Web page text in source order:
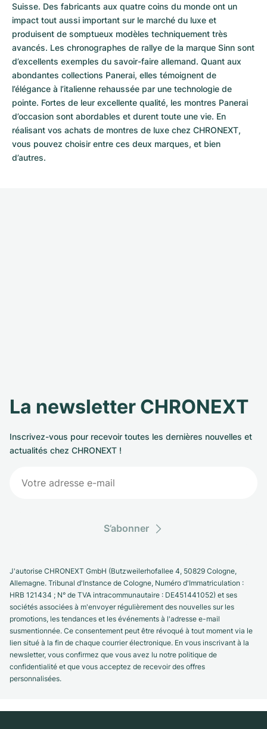
Suisse. Des fabricants aux quatre coins du monde ont un
impact tout aussi important sur le marché du luxe et
produisent de somptueux modèles techniquement très
avancés. Les chronographes de rallye de la marque Sinn sont
d’excellents exemples du savoir-faire allemand. Quant aux
abondantes collections Panerai, elles témoignent de
l’élégance à l’italienne rehaussée par une technologie de
pointe. Fortes de leur excellente qualité, les montres Panerai
d’occasion sont abordables et durent toute une vie. En
réalisant vos achats de montres de luxe chez CHRONEXT,
vous pouvez choisir entre ces deux marques, et bien
d’autres.
La newsletter CHRONEXT
Inscrivez-vous pour recevoir toutes les dernières nouvelles et
actualités chez CHRONEXT !
S’abonner
J'autorise CHRONEXT GmbH (Butzweilerhofallee 4, 50829 Cologne,
Allemagne. Tribunal d'Instance de Cologne, Numéro d'Immatriculation :
HRB 121434 ; N° de TVA intracommunautaire : DE451441052) et ses
sociétés associées à m'envoyer régulièrement des nouvelles sur les
promotions, les tendances et les événements à l'adresse e-mail
susmentionnée. Ce consentement peut être révoqué à tout moment via le
lien situé à la fin de chaque courrier électronique. En vous inscrivant à la
newsletter, vous confirmez que vous avez lu notre politique de
confidentialité et que vous acceptez de recevoir des offres
personnalisées.